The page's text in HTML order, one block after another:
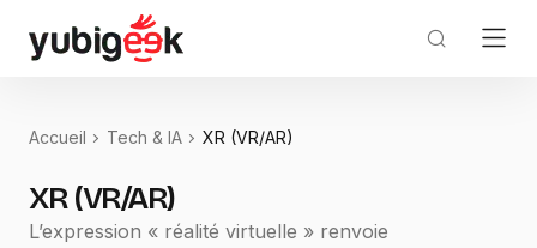
Accueil Tech & IA XR (VR/AR)
XR (VR/AR)
L’expression « réalité virtuelle » renvoie